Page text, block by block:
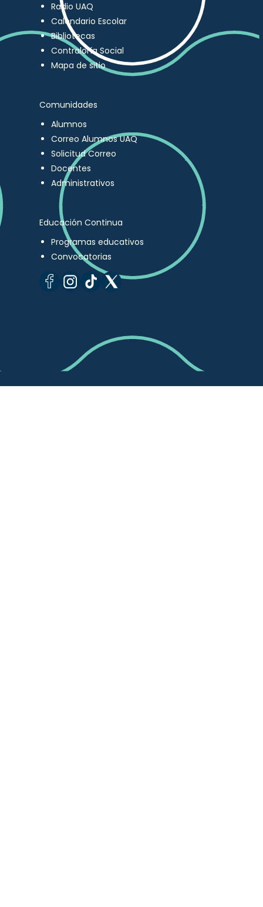
Radio UAQ
Calendario Escolar
Bibliotecas
Contraloría Social
Mapa de sitio
Comunidades
Alumnos
Correo Alumnos UAQ
Solicitud Correo
Docentes
Administrativos
Educación Continua
Programas educativos
Convocatorias